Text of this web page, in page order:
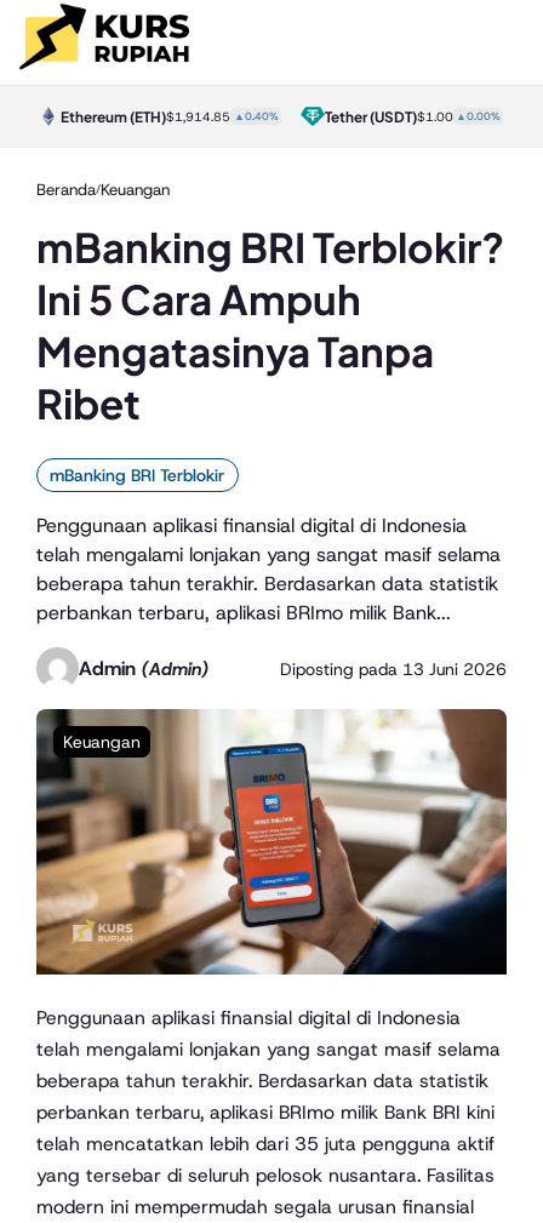
Ethereum(ETH)$1,914.85 ▲0.40% Tether(USDT)$1.00▲0.00% BNB
Beranda/Keuangan
mBanking BRI Terblokir?
Ini 5 Cara Ampuh
Mengatasinya Tanpa
Ribet
mBanking BRI Terblokir
Penggunaan aplikasi finansial digital di Indonesia
telah mengalami lonjakan yang sangat masif selama
beberapa tahun terakhir. Berdasarkan data statistik
perbankan terbaru, aplikasi BRImo milik Bank...
Admin (Admin) Diposting pada 13 Juni 2026
Keuangan
Penggunaan aplikasi finansial digital di Indonesia
telah mengalami lonjakan yang sangat masif selama
beberapa tahun terakhir. Berdasarkan data statistik
perbankan terbaru, aplikasi BRImo milik Bank BRI kini
telah mencatatkan lebih dari 35 juta pengguna aktif
yang tersebar di seluruh pelosok nusantara. Fasilitas
modern ini mempermudah segala urusan finansial